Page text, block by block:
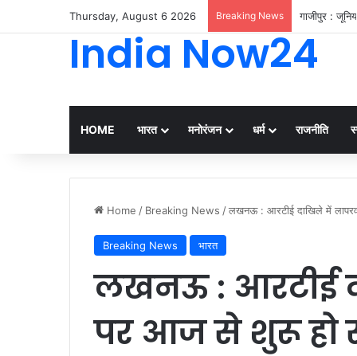
Thursday, August 6 2026 Breaking News गाजीपुर :
India Now24
HOME भारत मनोरंजन धर्म राजनीति
Home / Breaking News /लखनऊ : आरटीई दाखिले में
Breaking News भारत
लखनऊ : आरटीई
पर आज से शुरू हो